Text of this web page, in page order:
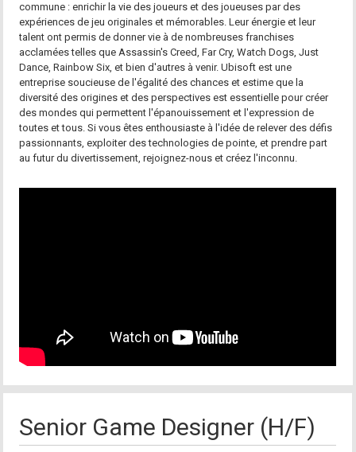
commune : enrichir la vie des joueurs et des joueuses par des
expériences de jeu originales et mémorables. Leur énergie et leur
talent ont permis de donner vie à de nombreuses franchises
acclamées telles que Assassin's Creed, Far Cry, Watch Dogs, Just
Dance, Rainbow Six, et bien d'autres à venir. Ubisoft est une
entreprise soucieuse de l'égalité des chances et estime que la
diversité des origines et des perspectives est essentielle pour créer
des mondes qui permettent l'épanouissement et l'expression de
toutes et tous. Si vous êtes enthousiaste à l'idée de relever des défis
passionnants, exploiter des technologies de pointe, et prendre part
au futur du divertissement, rejoignez-nous et créez l'inconnu.
Senior Game Designer (H/F)